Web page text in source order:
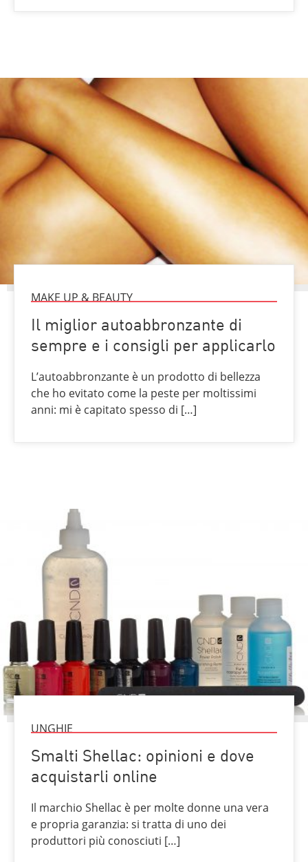
MAKE UP & BEAUTY
Il miglior autoabbronzante di
sempre e i consigli per applicarlo
L’autoabbronzante è un prodotto di bellezza
che ho evitato come la peste per moltissimi
anni: mi è capitato spesso di […]
UNGHIE
Smalti Shellac: opinioni e dove
acquistarli online
Il marchio Shellac è per molte donne una vera
e propria garanzia: si tratta di uno dei
produttori più conosciuti […]